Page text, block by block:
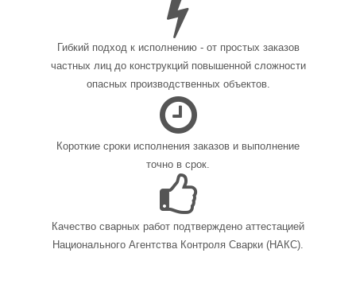
Гибкий подход к исполнению - от простых заказов
частных лиц до конструкций повышенной сложности
опасных производственных объектов.
Короткие сроки исполнения заказов и выполнение
точно в срок.
Качество сварных работ подтверждено аттестацией
Национального Агентства Контроля Сварки (НАКС).